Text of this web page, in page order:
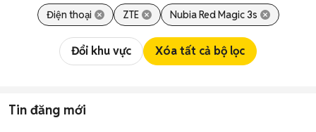
Điện thoại ZTE Nubia Red Magic 3s
Đổi khu vực Xóa tất cả bộ lọc
Tin đăng mới